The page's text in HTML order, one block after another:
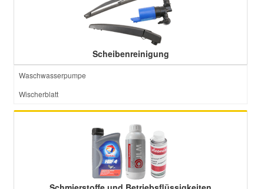
Scheibenreinigung
Waschwasserpumpe
Wischerblatt